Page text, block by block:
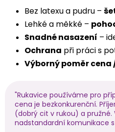
Bez latexu a pudru –
Lehké a měkké –
Snadné nasazení –
Ochrana při práci s
Výborný poměr cena
"Rukavice používáme pro
cena je bezkonkurenční.
(dobrý cit v rukou) a
nadstandardní komunikace